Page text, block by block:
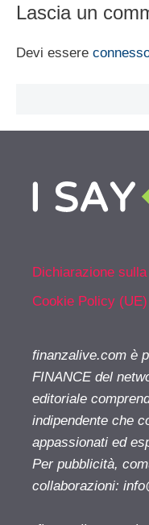
Lascia un
Devi essere
Dichiarazione
Cookie Policy (UE)
finanzalive.com è
FINANCE del
editoriale
indipendente che
appassionati ed
Per pubblicità,
collaborazioni: